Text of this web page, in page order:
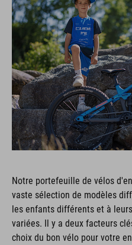
Notre portefeuille de vélos
vaste sélection de modèles
les enfants différents et à
variées. Il y a deux facteurs
choix du bon vélo pour votre